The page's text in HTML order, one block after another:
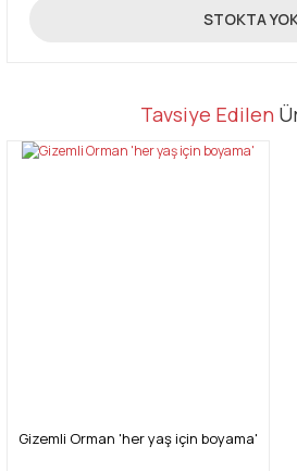
510,00 TL
STOKTA
Tavsiye Edilen
Gizemli Orman 'her yaş için boyama'